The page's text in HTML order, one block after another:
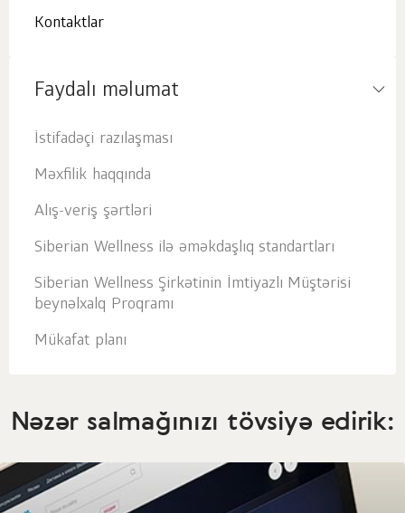
Kontaktlar
Faydalı məlumat
İstifadəçi razılaşması
Məxfilik haqqında
Alış-veriş şərtləri
Siberian Wellness ilə əməkdaşlıq standartları
Siberian Wellness Şirkətinin İmtiyazlı Müştərisi
beynəlxalq Proqramı
Mükafat planı
Nəzər salmağınızı tövsiyə edirik: